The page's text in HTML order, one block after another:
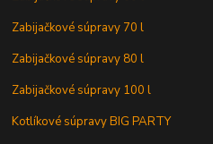
Zabijačkové súpravy 70 l
Zabijačkové súpravy 80 l
Zabijačkové súpravy 100 l
Kotlíkové súpravy BIG PARTY